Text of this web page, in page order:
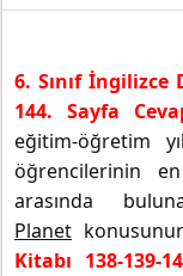
6. Sınıf İngilizce
144. Sayfa
eğitim-öğretim
öğrencilerinin
arasında
Planet
Kitabı 138-139-